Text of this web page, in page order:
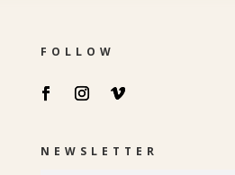
FOLLOW
NEWSLETTER